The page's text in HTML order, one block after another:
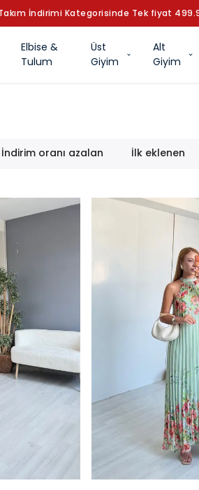
YAZ KOLEKSİYONUNU KEŞFET
Elbise &
Tulum
Üst
Giyim
Alt
Giyim
İndirim oranı azalan İlk eklenen